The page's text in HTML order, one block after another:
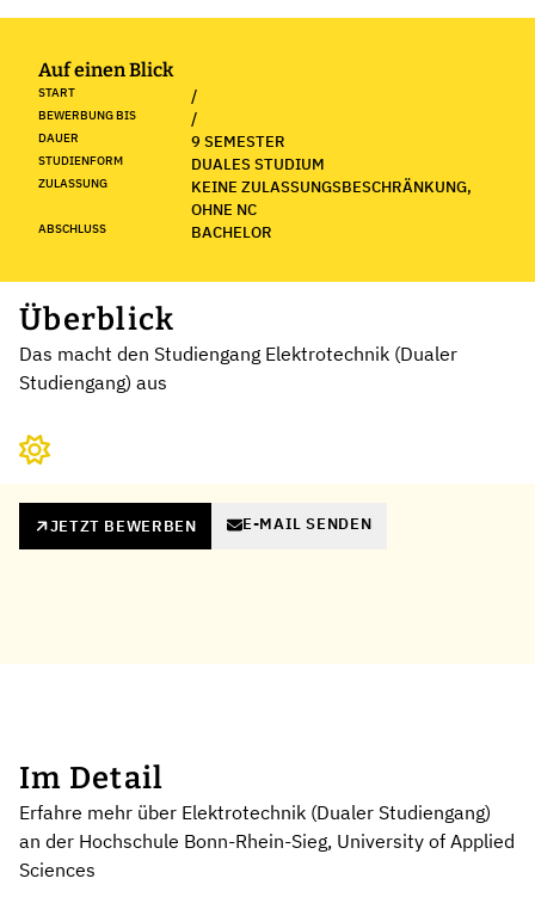
Auf einen Blick
START /
BEWERBUNG BIS /
DAUER 9 SEMESTER
STUDIENFORM DUALES STUDIUM
ZULASSUNG
KEINE ZULASSUNGSBESCHRÄNKUNG,
OHNE NC
ABSCHLUSS BACHELOR
Überblick
Das macht den Studiengang Elektrotechnik (Dualer
Studiengang) aus
JETZT BEWERBEN E-MAIL SENDEN
Im Detail
Erfahre mehr über Elektrotechnik (Dualer Studiengang)
an der Hochschule Bonn-Rhein-Sieg, University of Applied
Sciences